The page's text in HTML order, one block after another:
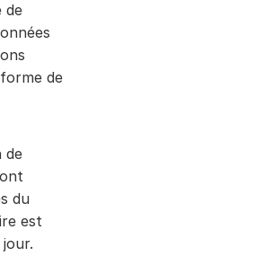
de
de
de
du
est